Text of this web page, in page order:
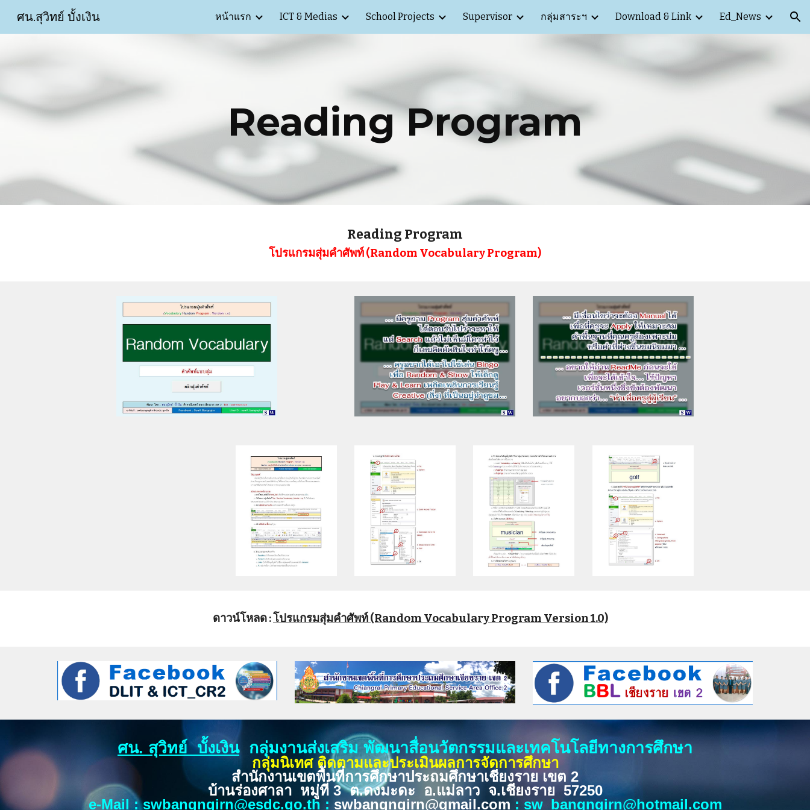
Skip to main content Skip to navigation
ศน.สุวิทย์ บั้งเงิน หน้าแรก ICT & Medias School Projects Supervisor กลุ่มสาระฯ Download & Link Ed_News
Reading Program
Reading Program
โปรแกรมสุ่มคำศัพท์ (Random Vocabulary Program)
ดาวน์โหลด : โปรแกรมสุ่มคำศัพท์ (Random Vocabulary Program Version 1.0)
ศน. สุวิทย์ บั้งเงินกลุ่มงานส่งเสริม พัฒนาสื่อนวัตกรรมและเทคโนโลยีทางการศึกษา
กลุ่มนิเทศ ติดตามและประเมินผลการจัดการศึกษา
สำนักงานเขตพื้นที่การศึกษาประถมศึกษาเชียงราย เขต 2
บ้านร่องศาลา หมู่ที่ 3 ต.ดงมะดะ อ.แม่ลาว จ.เชียงราย 57250
e-Mail: swbangngirn@esdc.go.th : swbangngirn@gmail.com : sw_bangngirn@hotmail.com